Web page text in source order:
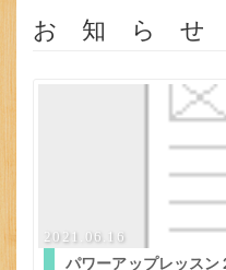
お 知 ら せ
2021.06.16
パワーアップレッスン